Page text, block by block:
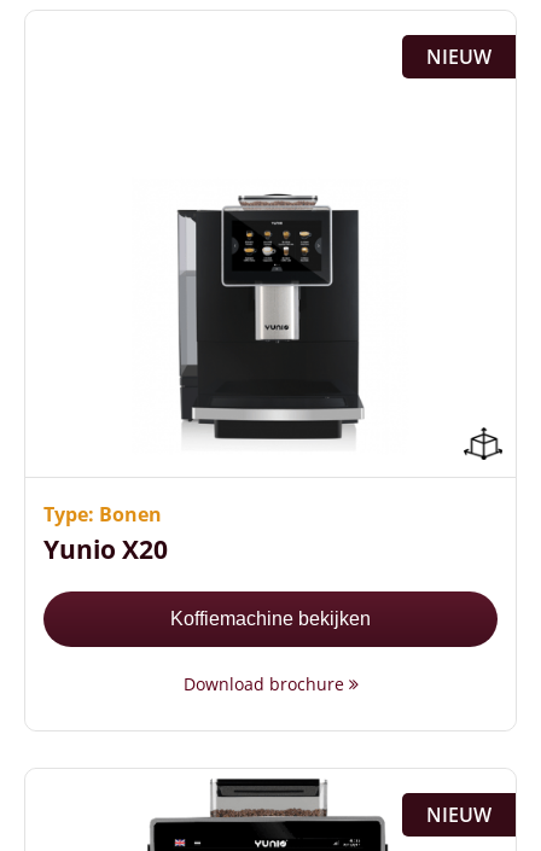
NIEUW
Jouw eigen logo in de machine
4 liter waterreservoir
Slechts 43 cm hoog
Type: Bonen
Yunio X20
Koffiemachine bekijken
Download brochure
NIEUW